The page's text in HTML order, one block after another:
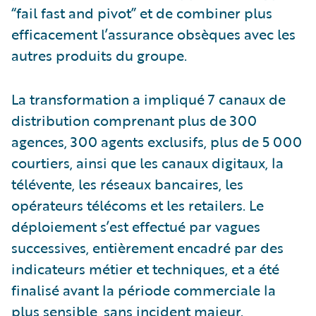
“fail fast and pivot” et de combiner plus
efficacement l’assurance obsèques avec les
autres produits du groupe.
La transformation a impliqué 7 canaux de
distribution comprenant plus de 300
agences, 300 agents exclusifs, plus de 5 000
courtiers, ainsi que les canaux digitaux, la
télévente, les réseaux bancaires, les
opérateurs télécoms et les retailers. Le
déploiement s’est effectué par vagues
successives, entièrement encadré par des
indicateurs métier et techniques, et a été
finalisé avant la période commerciale la
plus sensible, sans incident majeur.